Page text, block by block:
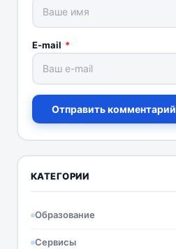
E-mail *
Отправить комментарий
КАТЕГОРИИ
Образование
Сервисы